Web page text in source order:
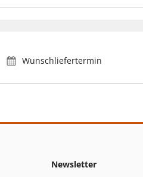
Wunschliefertermin
Newsletter